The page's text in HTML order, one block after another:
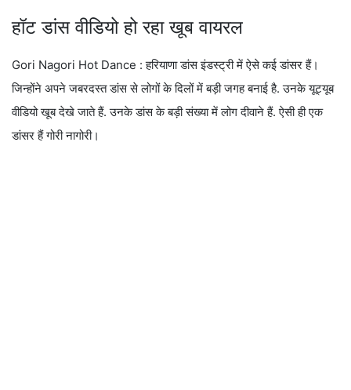
हॉट डांस वीडियो हो रहा खूब वायरल
Gori Nagori Hot Dance : हरियाणा डांस इंडस्ट्री में ऐसे कई डांसर हैं।
जिन्होंने अपने जबरदस्त डांस से लोगों के दिलों में बड़ी जगह बनाई है. उनके यूट्यूब
वीडियो खूब देखे जाते हैं. उनके डांस के बड़ी संख्या में लोग दीवाने हैं. ऐसी ही एक
डांसर हैं गोरी नागोरी।